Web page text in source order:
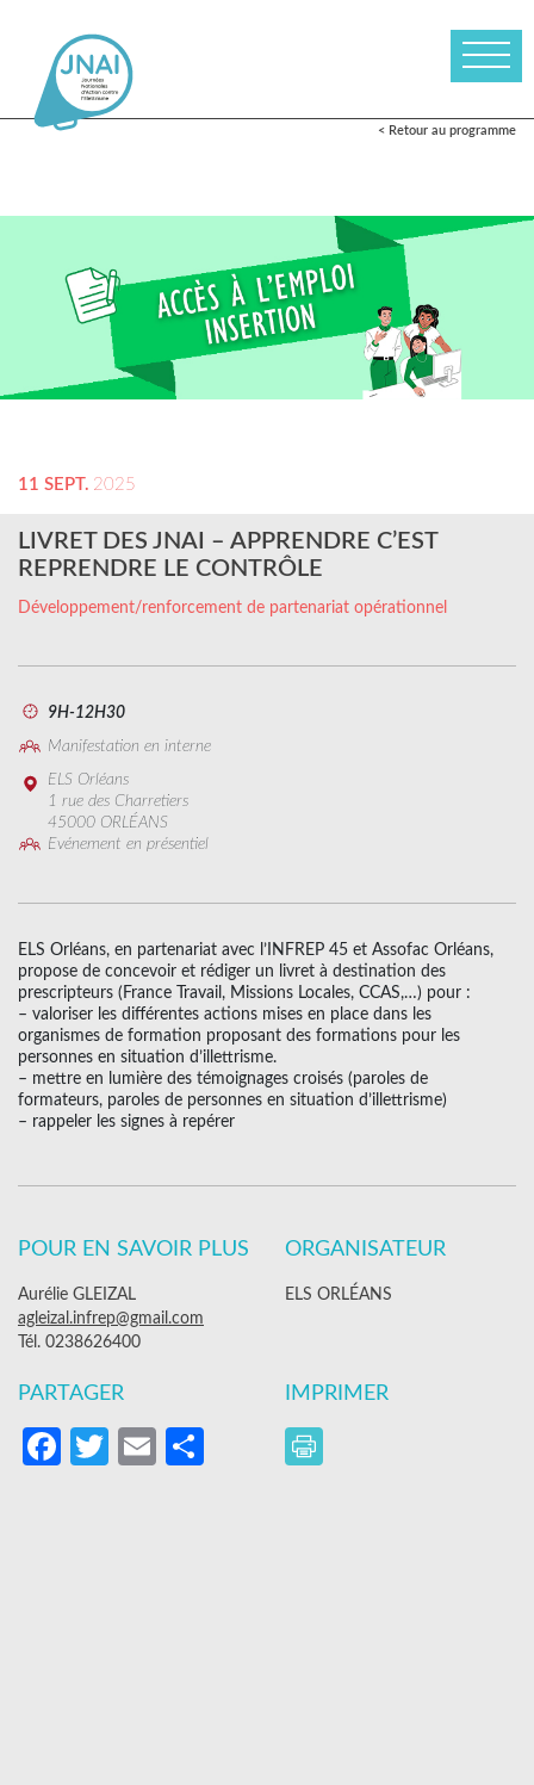
< Retour au programme
11 SEPT. 2025
LIVRET DES JNAI – APPRENDRE C’EST
REPRENDRE LE CONTRÔLE
Développement/renforcement de partenariat opérationnel
9H-12H30
Manifestation en interne
ELS Orléans
1 rue des Charretiers
45000 ORLÉANS
Evénement en présentiel
ELS Orléans, en partenariat avec l’INFREP 45 et Assofac Orléans,
propose de concevoir et rédiger un livret à destination des
prescripteurs (France Travail, Missions Locales, CCAS,…) pour :
– valoriser les différentes actions mises en place dans les
organismes de formation proposant des formations pour les
personnes en situation d’illettrisme.
– mettre en lumière des témoignages croisés (paroles de
formateurs, paroles de personnes en situation d’illettrisme)
– rappeler les signes à repérer
POUR EN SAVOIR PLUS
Aurélie GLEIZAL
agleizal.infrep@gmail.com
Tél. 0238626400
ORGANISATEUR
ELS ORLÉANS
PARTAGER
Facebook
Twitter
EmailPartager
IMPRIMER